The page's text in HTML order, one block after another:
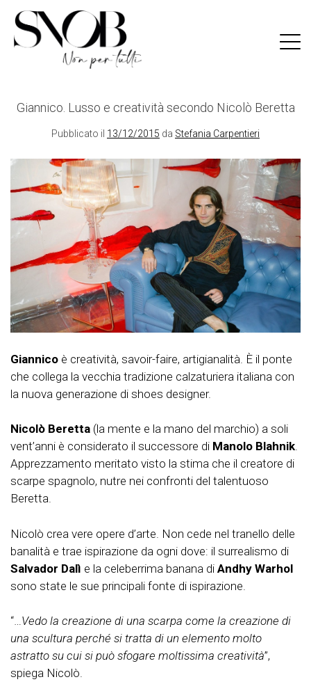
content
Giannico. Lusso e creatività secondo Nicolò Beretta
Pubblicato il 13/12/2015 da Stefania Carpentieri
Giannico è creatività, savoir-faire, artigianalità. È il ponte
che collega la vecchia tradizione calzaturiera italiana con
la nuova generazione di shoes designer.
Nicolò Beretta (la mente e la mano del marchio) a soli
vent’anni è considerato il successore di Manolo Blahnik.
Apprezzamento meritato visto la stima che il creatore di
scarpe spagnolo, nutre nei confronti del talentuoso
Beretta.
Nicolò crea vere opere d’arte. Non cede nel tranello delle
banalità e trae ispirazione da ogni dove: il surrealismo di
Salvador Dalì e la celeberrima banana di Andhy Warhol
sono state le sue principali fonte di ispirazione.
“…Vedo la creazione di una scarpa come la creazione di
una scultura perché si tratta di un elemento molto
astratto su cui si può sfogare moltissima creatività”,
spiega Nicolò.